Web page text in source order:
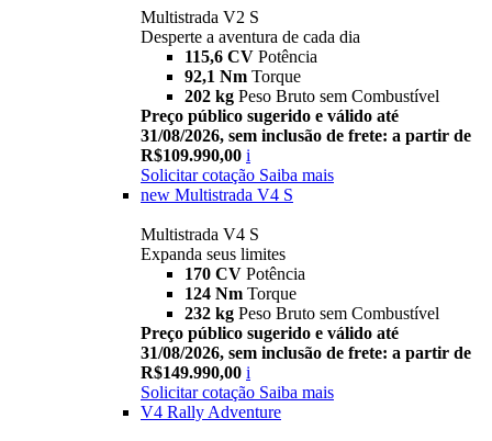
Multistrada V2 S
Desperte a aventura de cada dia
115,6 CV Potência
92,1 Nm Torque
202 kg Peso Bruto sem Combustível
Preço público sugerido e válido até
31/08/2026, sem inclusão de frete: a partir de
R$109.990,00 i
Solicitar cotação Saiba mais
new Multistrada V4 S
Multistrada V4 S
Expanda seus limites
170 CV Potência
124 Nm Torque
232 kg Peso Bruto sem Combustível
Preço público sugerido e válido até
31/08/2026, sem inclusão de frete: a partir de
R$149.990,00 i
Solicitar cotação Saiba mais
V4 Rally Adventure